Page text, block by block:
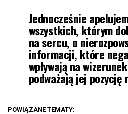
Jednocześnie
wszystkich, którym
na sercu, o
informacji, które
wpływają na
podważają jej pozycję
POWIĄZANE TEMATY: